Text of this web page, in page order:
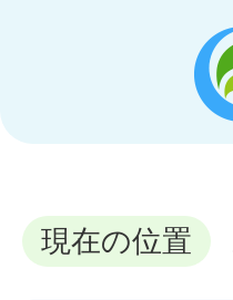
現在の位置